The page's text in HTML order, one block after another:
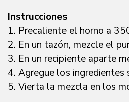
Instrucciones
1. Precaliente el horno a
2. En un tazón, mezcle el
3. En un recipiente aparte
4. Agregue los ingredientes
5. Vierta la mezcla en los